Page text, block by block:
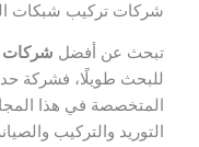
شركات تركيب شبكات
تبحث عن أفضل شركات
للبحث طويلًا، فشركة
المتخصصة في هذا
التوريد والتركيب